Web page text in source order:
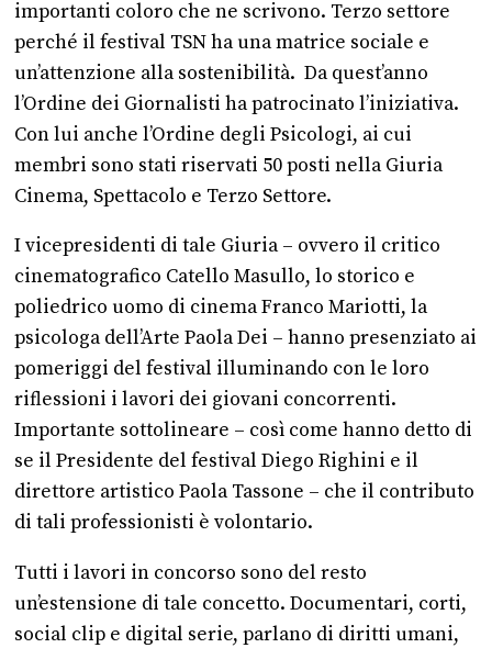
importanti coloro che ne scrivono. Terzo settore
perché il festival TSN ha una matrice sociale e
un’attenzione alla sostenibilità. Da quest’anno
l’Ordine dei Giornalisti ha patrocinato l’iniziativa.
Con lui anche l’Ordine degli Psicologi, ai cui
membri sono stati riservati 50 posti nella Giuria
Cinema, Spettacolo e Terzo Settore.
I vicepresidenti di tale Giuria – ovvero il critico
cinematografico Catello Masullo, lo storico e
poliedrico uomo di cinema Franco Mariotti, la
psicologa dell’Arte Paola Dei – hanno presenziato ai
pomeriggi del festival illuminando con le loro
riflessioni i lavori dei giovani concorrenti.
Importante sottolineare – così come hanno detto di
se il Presidente del festival Diego Righini e il
direttore artistico Paola Tassone – che il contributo
di tali professionisti è volontario.
Tutti i lavori in concorso sono del resto
un’estensione di tale concetto. Documentari, corti,
social clip e digital serie, parlano di diritti umani,